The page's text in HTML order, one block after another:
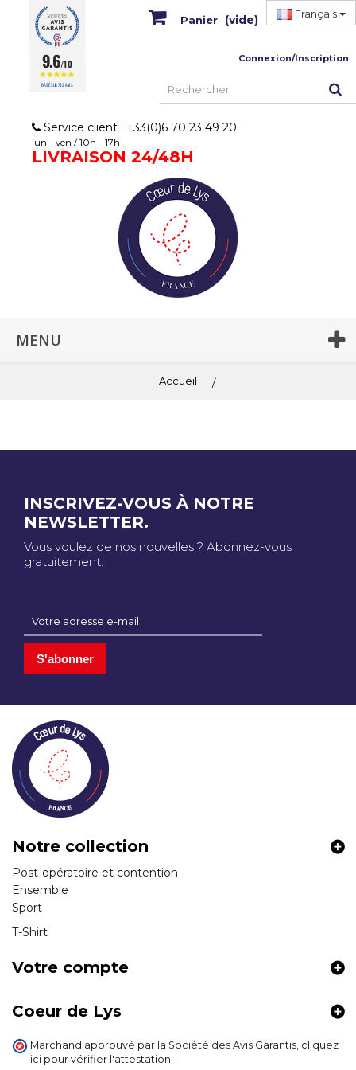
Français
Panier (vide)
Connexion/Inscription
Service client : +33(0)6 70 23 49 20
lun - ven / 10h - 17h
LIVRAISON 24/48H
MENU
Accueil
INSCRIVEZ-VOUS À NOTRE
NEWSLETTER.
Vous voulez de nos nouvelles ? Abonnez-vous
gratuitement.
S'abonner
Notre collection
Post-opératoire et contention
Ensemble
Sport
T-Shirt
Votre compte
Coeur de Lys
Marchand approuvé par la Société des Avis Garantis, cliquez
ici pour vérifier l'attestation
9.6/10
BASÉ SUR 732 AVIS